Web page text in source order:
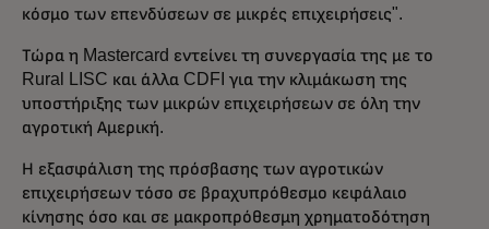
κόσμο των επενδύσεων σε μικρές επιχειρήσεις".
Τώρα η Mastercard εντείνει τη συνεργασία της με το
Rural LISC και άλλα CDFI για την κλιμάκωση της
υποστήριξης των μικρών επιχειρήσεων σε όλη την
αγροτική Αμερική.
Η εξασφάλιση της πρόσβασης των αγροτικών
επιχειρήσεων τόσο σε βραχυπρόθεσμο κεφάλαιο
κίνησης όσο και σε μακροπρόθεσμη χρηματοδότηση